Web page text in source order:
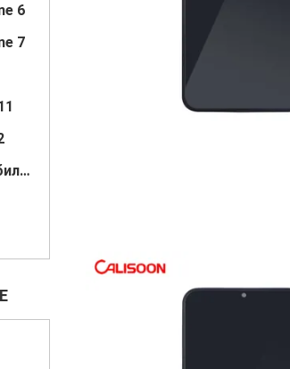
6
7
Замена ЖК-дисплея для мобильных телефонов